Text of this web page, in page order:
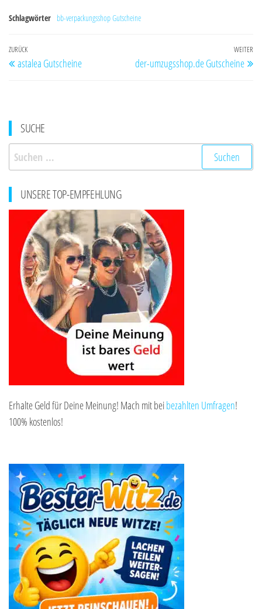
Schlagwörter bb-verpackungsshop Gutscheine
Beitragsnavigation
Vorheriger
Beitrag
ZURÜCK
astalea Gutscheine
WEITER
der-umzugsshop.de Gutscheine
SUCHE
Suchen
nach:
UNSERE TOP-EMPFEHLUNG
Erhalte Geld für Deine Meinung! Mach mit beibezahlten Umfragen!
100% kostenlos!